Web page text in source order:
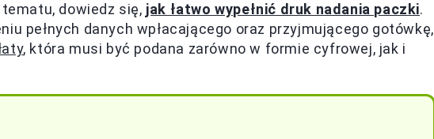
dowiedz się, jak łatwo wypełnić druk nadania paczki.
pełnych danych wpłacającego oraz przyjmującego gotówkę,
, która musi być podana zarówno w formie cyfrowej, jak i